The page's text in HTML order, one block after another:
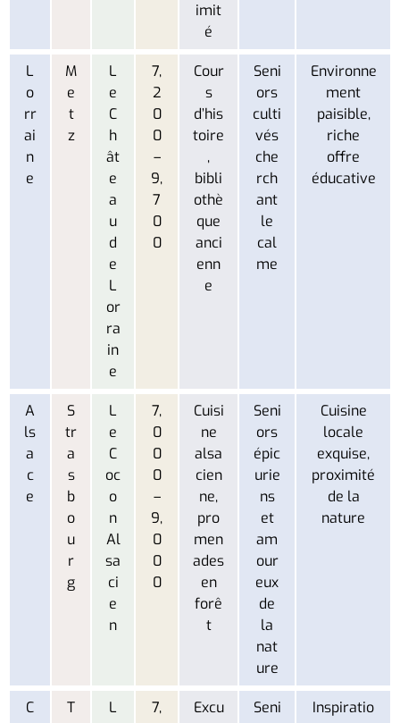
imit
é
L
o
rr
ai
n
e
M
e
t
z
L
e
C
h
ât
e
a
u
d
e
L
or
ra
in
e
7,
2
0
0
–
9,
7
0
0
Cour
s
d’his
toire
,
bibli
othè
que
anci
enn
e
Seni
ors
culti
vés
che
rch
ant
le
cal
me
Environne
ment
paisible,
riche
offre
éducative
A
ls
a
c
e
S
tr
a
s
b
o
u
r
g
L
e
C
oc
o
n
Al
sa
ci
e
n
7,
0
0
0
–
9,
0
0
0
Cuisi
ne
alsa
cien
ne,
pro
men
ades
en
forê
t
Seni
ors
épic
urie
ns
et
am
our
eux
de
la
nat
ure
Cuisine
locale
exquise,
proximité
de la
nature
C
T
L
7,
Excu
Seni
Inspiratio